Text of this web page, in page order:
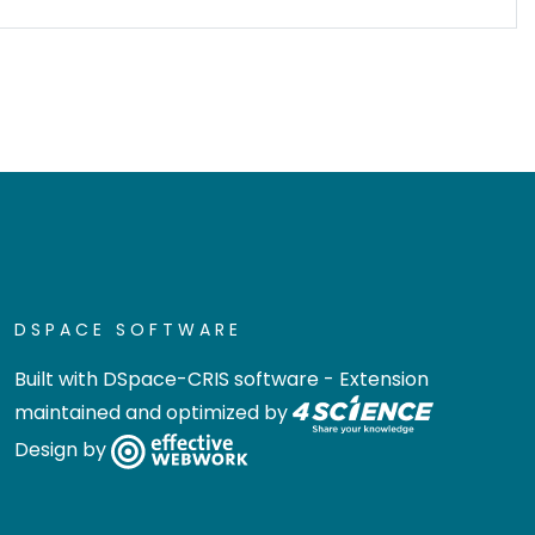
DSPACE SOFTWARE
Built with DSpace-CRIS software - Extension
maintained and optimized by
Design by